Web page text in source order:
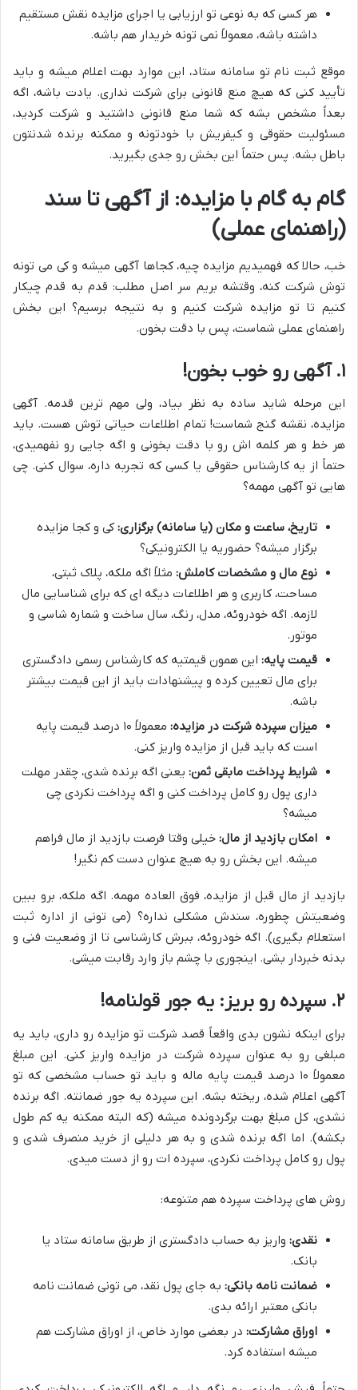
هر کسی که به نوعی تو ارزیابی یا اجرای مزایده نقش مستقیم
داشته باشه، معمولاً نمی تونه خریدار هم باشه.
موقع ثبت نام تو سامانه ستاد، این موارد بهت اعلام میشه و باید
تأیید کنی که هیچ منع قانونی برای شرکت نداری. یادت باشه، اگه
بعداً مشخص بشه که شما منع قانونی داشتید و شرکت کردید،
مسئولیت حقوقی و کیفریش با خودتونه و ممکنه برنده شدنتون
باطل بشه. پس حتماً این بخش رو جدی بگیرید.
گام به گام با مزایده: از آگهی تا سند
(راهنمای عملی)
خب، حالا که فهمیدیم مزایده چیه، کجاها آگهی میشه و کی می تونه
توش شرکت کنه، وقتشه بریم سر اصل مطلب: قدم به قدم چیکار
کنیم تا تو مزایده شرکت کنیم و به نتیجه برسیم؟ این بخش
راهنمای عملی شماست، پس با دقت بخون.
۱. آگهی رو خوب بخون!
این مرحله شاید ساده به نظر بیاد، ولی مهم ترین قدمه. آگهی
مزایده، نقشه گنج شماست! تمام اطلاعات حیاتی توش هست. باید
هر خط و هر کلمه اش رو با دقت بخونی و اگه جایی رو نفهمیدی،
حتماً از یه کارشناس حقوقی یا کسی که تجربه داره، سوال کنی. چی
هایی تو آگهی مهمه؟
تاریخ، ساعت و مکان (یا سامانه) برگزاری: کی و کجا مزایده
برگزار میشه؟ حضوریه یا الکترونیکی؟
نوع مال و مشخصات کاملش: مثلاً اگه ملکه، پلاک ثبتی،
مساحت، کاربری و هر اطلاعات دیگه ای که برای شناسایی مال
لازمه. اگه خودروئه، مدل، رنگ، سال ساخت و شماره شاسی و
موتور.
قیمت پایه: این همون قیمتیه که کارشناس رسمی دادگستری
برای مال تعیین کرده و پیشنهادات باید از این قیمت بیشتر
باشه.
میزان سپرده شرکت در مزایده:
معمولاً ۱۰ درصد قیمت پایه
است که باید قبل از مزایده واریز کنی.
شرایط پرداخت مابقی ثمن: یعنی اگه برنده شدی، چقدر مهلت
داری پول رو کامل پرداخت کنی و اگه پرداخت نکردی چی
میشه؟
امکان بازدید از مال: خیلی وقتا فرصت بازدید از مال فراهم
میشه. این بخش رو به هیچ عنوان دست کم نگیر!
بازدید از مال قبل از مزایده، فوق العاده مهمه. اگه ملکه، برو ببین
وضعیتش چطوره، سندش مشکلی نداره؟ (می تونی از اداره ثبت
استعلام بگیری). اگه خودروئه، ببرش کارشناسی تا از وضعیت فنی و
بدنه خبردار بشی. اینجوری با چشم باز وارد رقابت میشی.
۲. سپرده رو بریز: یه جور قولنامه!
برای اینکه نشون بدی واقعاً قصد شرکت تو مزایده رو داری، باید یه
مبلغی رو به عنوان سپرده شرکت در مزایده واریز کنی. این مبلغ
معمولاً ۱۰ درصد قیمت پایه ماله و باید تو حساب مشخصی که تو
آگهی اعلام شده، ریخته بشه. این سپرده یه جور ضمانته. اگه برنده
نشدی، کل مبلغ بهت برگردونده میشه (که البته ممکنه یه کم طول
بکشه). اما اگه برنده شدی و به هر دلیلی از خرید منصرف شدی و
پول رو کامل پرداخت نکردی، سپرده ات رو از دست میدی.
روش های پرداخت سپرده هم متنوعه:
نقدی: واریز به حساب دادگستری از طریق سامانه ستاد یا
بانک.
ضمانت نامه بانکی: به جای پول نقد، می تونی ضمانت نامه
بانکی معتبر ارائه بدی.
اوراق مشارکت: در بعضی موارد خاص، از اوراق مشارکت هم
میشه استفاده کرد.